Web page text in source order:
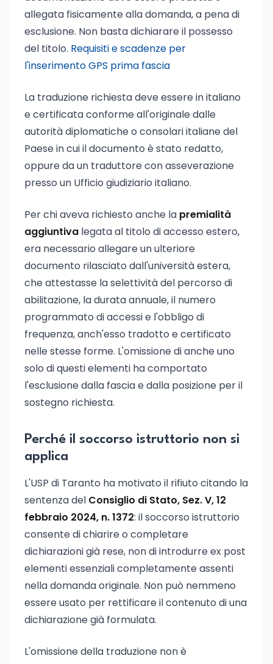
allegata fisicamente alla domanda, a pena di
esclusione. Non basta dichiarare il possesso
del titolo. Requisiti e scadenze per
l'inserimento GPS prima fascia
La traduzione richiesta deve essere in italiano
e certificata conforme all'originale dalle
autorità diplomatiche o consolari italiane del
Paese in cui il documento è stato redatto,
oppure da un traduttore con asseverazione
presso un Ufficio giudiziario italiano.
Per chi aveva richiesto anche la premialità
aggiuntiva legata al titolo di accesso estero,
era necessario allegare un ulteriore
documento rilasciato dall'università estera,
che attestasse la selettività del percorso di
abilitazione, la durata annuale, il numero
programmato di accessi e l'obbligo di
frequenza, anch'esso tradotto e certificato
nelle stesse forme. L'omissione di anche uno
solo di questi elementi ha comportato
l'esclusione dalla fascia e dalla posizione per il
sostegno richiesta.
Perché il soccorso istruttorio non si
applica
L'USP di Taranto ha motivato il rifiuto citando la
sentenza del Consiglio di Stato, Sez. V, 12
febbraio 2024, n. 1372: il soccorso istruttorio
consente di chiarire o completare
dichiarazioni già rese, non di introdurre ex post
elementi essenziali completamente assenti
nella domanda originale. Non può nemmeno
essere usato per rettificare il contenuto di una
dichiarazione già formulata.
L'omissione della traduzione non è